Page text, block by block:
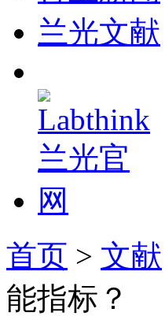
兰光文献
首页 > 文献
能指标？